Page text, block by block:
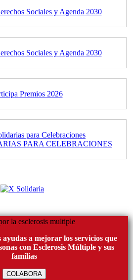
PARA CELEBRACIONES
a mejorar los servicios que
con Esclerosis Múltiple y sus
familias
COLABORA